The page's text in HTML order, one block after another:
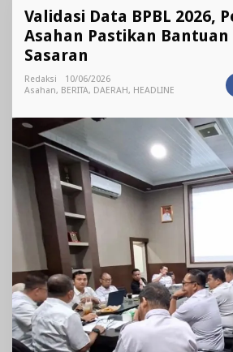
Validasi Data BPBL 2026,
Asahan Pastikan
Sasaran
Redaksi
10/06/2026
Asahan, BERITA, DAERAH, HEADLINE